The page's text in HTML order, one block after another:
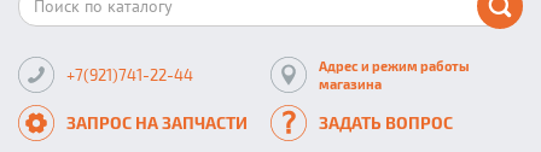
+7(921)741-22-44
Адрес и режим работы
магазина
ЗАПРОС НА ЗАПЧАСТИ ЗАДАТЬ ВОПРОС